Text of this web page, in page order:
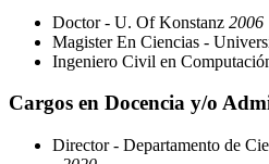
Doctor - U. Of Konstanz 2006
Magister En Ciencias -
Ingeniero Civil en
Cargos en Docencia y/o
Director - Departamento de